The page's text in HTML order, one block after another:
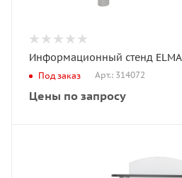
Информационный стенд
Под заказ Арт.: 314072
Цены по запросу